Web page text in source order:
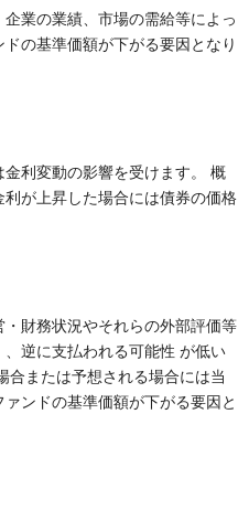
業の業績、市場の需給等によっ
の基準価額が下がる要因となり
利変動の影響を受けます。 概
が上昇した場合には債券の価格
財務状況やそれらの外部評価等
逆に支払われる可能性 が低い
合または予想される場合には当
ンドの基準価額が下がる要因と